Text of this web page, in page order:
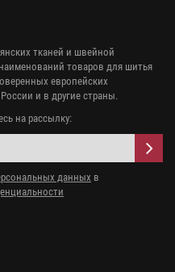
тканей и швейной
товаров для шитья
европейских
и в другие страны.
на рассылку:
данных в